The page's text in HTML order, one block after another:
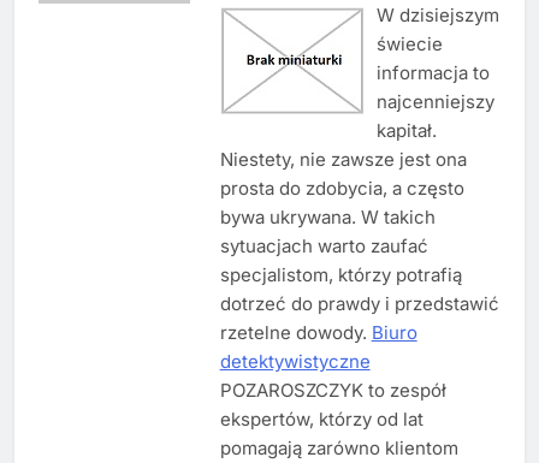
W dzisiejszym
świecie
informacja to
najcenniejszy
kapitał.
Niestety, nie zawsze jest ona
prosta do zdobycia, a często
bywa ukrywana. W takich
sytuacjach warto zaufać
specjalistom, którzy potrafią
dotrzeć do prawdy i przedstawić
rzetelne dowody. Biuro
detektywistyczne
POZAROSZCZYK to zespół
ekspertów, którzy od lat
pomagają zarówno klientom